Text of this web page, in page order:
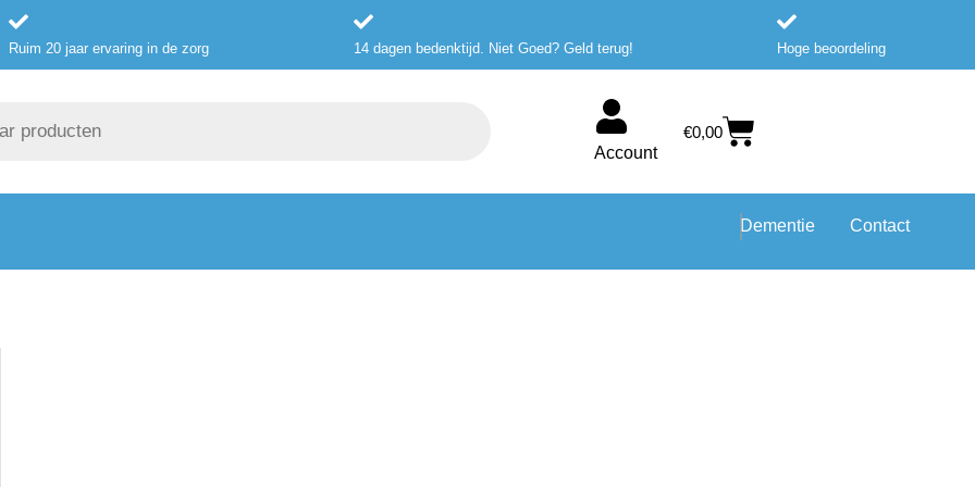
Ruim 20 jaar ervaring in de zorg 14 dagen bedenktijd. Niet Goed? Geld terug! Hoge beoordeling
Account
€0,00Winkelwagen
Dementie Contact